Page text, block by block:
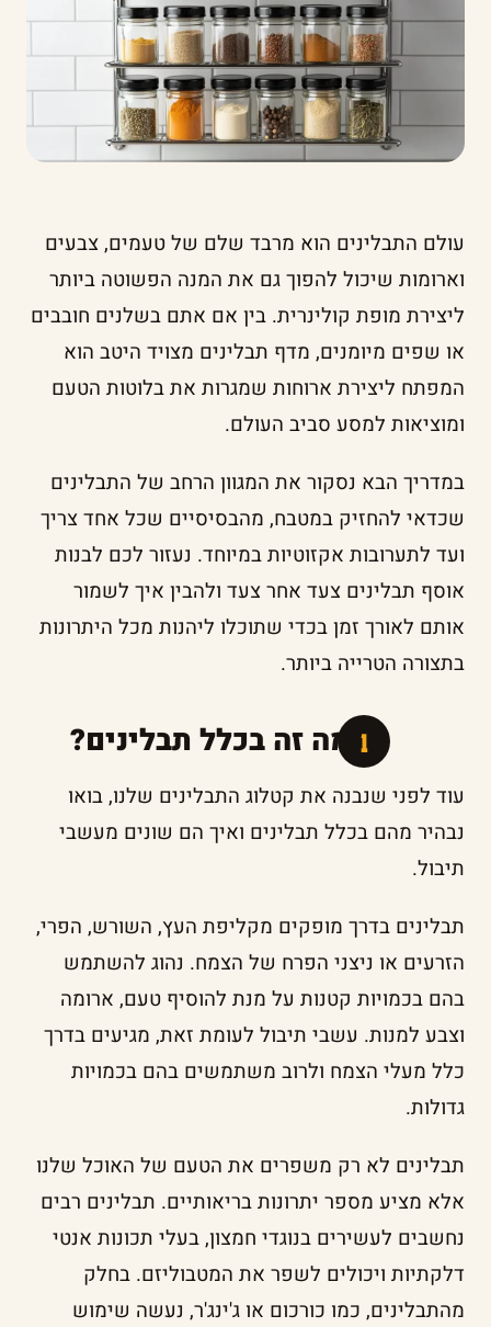
עולם התבלינים הוא מרבד שלם של טעמים, צבעים
וארומות שיכול להפוך גם את המנה הפשוטה ביותר
ליצירת מופת קולינרית. בין אם אתם בשלנים חובבים
או שפים מיומנים, מדף תבלינים מצויד היטב הוא
המפתח ליצירת ארוחות שמגרות את בלוטות הטעם
ומוציאות למסע סביב העולם.
במדריך הבא נסקור את המגוון הרחב של התבלינים
שכדאי להחזיק במטבח, מהבסיסיים שכל אחד צריך
ועד לתערובות אקזוטיות במיוחד. נעזור לכם לבנות
אוסף תבלינים צעד אחר צעד ולהבין איך לשמור
אותם לאורך זמן בכדי שתוכלו ליהנות מכל היתרונות
בתצורה הטרייה ביותר.
אז מה זה בכלל תבלינים?
עוד לפני שנבנה את קטלוג התבלינים שלנו, בואו
נבהיר מהם בכלל תבלינים ואיך הם שונים מעשבי
תיבול.
תבלינים בדרך מופקים מקליפת העץ, השורש, הפרי,
הזרעים או ניצני הפרח של הצמח. נהוג להשתמש
בהם בכמויות קטנות על מנת להוסיף טעם, ארומה
וצבע למנות. עשבי תיבול לעומת זאת, מגיעים בדרך
כלל מעלי הצמח ולרוב משתמשים בהם בכמויות
גדולות.
תבלינים לא רק משפרים את הטעם של האוכל שלנו
אלא מציע מספר יתרונות בריאותיים. תבלינים רבים
נחשבים לעשירים בנוגדי חמצון, בעלי תכונות אנטי
דלקתיות ויכולים לשפר את המטבוליזם. בחלק
מהתבלינים, כמו כורכום או ג'ינג'ר, נעשה שימוש